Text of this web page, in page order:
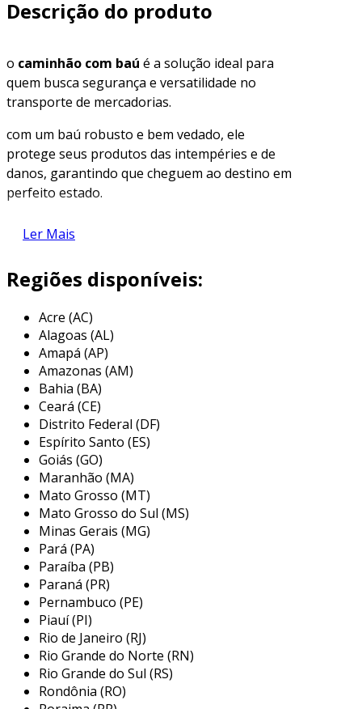
Descrição do produto
o caminhão com baú é a solução ideal para
quem busca segurança e versatilidade no
transporte de mercadorias.
com um baú robusto e bem vedado, ele
protege seus produtos das intempéries e de
danos, garantindo que cheguem ao destino em
perfeito estado.
descubra como esta opção pode otimizar suas
operações logísticas e atender às diversas
características do caminhão com baú
caminhão com baú
estrutura robusta, concebida para oferecer o
máximo em proteção e durabilidade.
construção em aço galvanizado
resistente à corrosão, assegurando uma vida
útil prolongada e menos necessidade de
manutenção.
com dimensões versáteis, ele se adapta
facilmente a diferentes tipos de carga, desde
mercadorias sensíveis até equipamentos
pesados, proporcionando
eficiênciano transporte.
além disso, o sistema de suspensão reforçada
permite uma viagem mais suave, protegendo
tanto a carga quanto o próprio veículo de
danos causados por terrenos irregulares.
vantagens do uso de caminhão com
Ler Mais
Regiões disponíveis:
Acre (AC)
Alagoas (AL)
Amapá (AP)
Amazonas (AM)
Bahia (BA)
Ceará (CE)
Distrito Federal (DF)
Espírito Santo (ES)
Goiás (GO)
Maranhão (MA)
Mato Grosso (MT)
Mato Grosso do Sul (MS)
Minas Gerais (MG)
Pará (PA)
Paraíba (PB)
Paraná (PR)
Pernambuco (PE)
Piauí (PI)
Rio de Janeiro (RJ)
Rio Grande do Norte (RN)
Rio Grande do Sul (RS)
Rondônia (RO)